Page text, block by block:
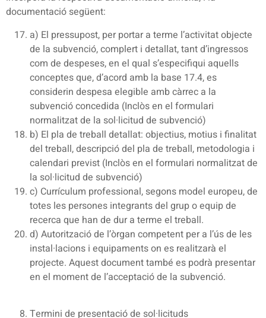
documentació següent:
a) El pressupost, per portar a terme l’activitat objecte
de la subvenció, complert i detallat, tant d’ingressos
com de despeses, en el qual s’especifiqui aquells
conceptes que, d’acord amb la base 17.4, es
considerin despesa elegible amb càrrec a la
subvenció concedida (Inclòs en el formulari
normalitzat de la sol·licitud de subvenció)
b) El pla de treball detallat: objectius, motius i finalitat
del treball, descripció del pla de treball, metodologia i
calendari previst (Inclòs en el formulari normalitzat de
la sol·licitud de subvenció)
c) Currículum professional, segons model europeu, de
totes les persones integrants del grup o equip de
recerca que han de dur a terme el treball.
d) Autorització de l’òrgan competent per a l’ús de les
instal·lacions i equipaments on es realitzarà el
projecte. Aquest document també es podrà presentar
en el moment de l’acceptació de la subvenció.
Termini de presentació de sol·licituds